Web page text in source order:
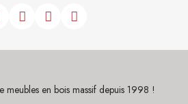
meubles en bois massif depuis 1998 !